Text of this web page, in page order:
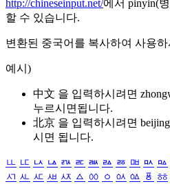
http://chineseinput.net/에서 pinyin(
할 수 있습니다.
변환된 중국어를 복사하여 사용
예시)
中文 을 입력하시려면
누르시면됩니다.
北京 을 입력하시려면 beijing
시면 됩니다.
ㅥ ㅦ ㅧ ㅨ ㅩ ㅪ ㅫ ㅬ ㅭ ㅮ ㅯ ㅰ
ㅺ ㅻ ㅼ ㅽ ㅾ ㅿ ㆀ ㆁ ㆂ ㆃ ㆄ ㆅ